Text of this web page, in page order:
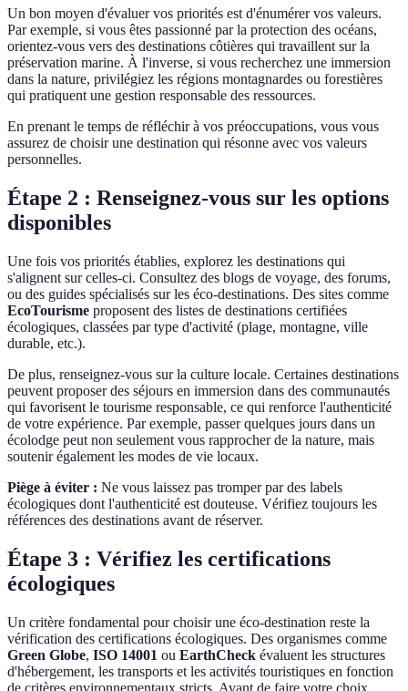
Un bon moyen d'évaluer vos priorités est d'énumérer vos valeurs.
Par exemple, si vous êtes passionné par la protection des océans,
orientez-vous vers des destinations côtières qui travaillent sur la
préservation marine. À l'inverse, si vous recherchez une immersion
dans la nature, privilégiez les régions montagnardes ou forestières
qui pratiquent une gestion responsable des ressources.
En prenant le temps de réfléchir à vos préoccupations, vous vous
assurez de choisir une destination qui résonne avec vos valeurs
personnelles.
Étape 2 : Renseignez-vous sur les options
disponibles
Une fois vos priorités établies, explorez les destinations qui
s'alignent sur celles-ci. Consultez des blogs de voyage, des forums,
ou des guides spécialisés sur les éco-destinations. Des sites comme
EcoTourisme proposent des listes de destinations certifiées
écologiques, classées par type d'activité (plage, montagne, ville
durable, etc.).
De plus, renseignez-vous sur la culture locale. Certaines destinations
peuvent proposer des séjours en immersion dans des communautés
qui favorisent le tourisme responsable, ce qui renforce l'authenticité
de votre expérience. Par exemple, passer quelques jours dans un
écolodge peut non seulement vous rapprocher de la nature, mais
soutenir également les modes de vie locaux.
Piège à éviter : Ne vous laissez pas tromper par des labels
écologiques dont l'authenticité est douteuse. Vérifiez toujours les
références des destinations avant de réserver.
Étape 3 : Vérifiez les certifications
écologiques
Un critère fondamental pour choisir une éco-destination reste la
vérification des certifications écologiques. Des organismes comme
Green Globe, ISO 14001 ou EarthCheck évaluent les structures
d'hébergement, les transports et les activités touristiques en fonction
de critères environnementaux stricts. Avant de faire votre choix,